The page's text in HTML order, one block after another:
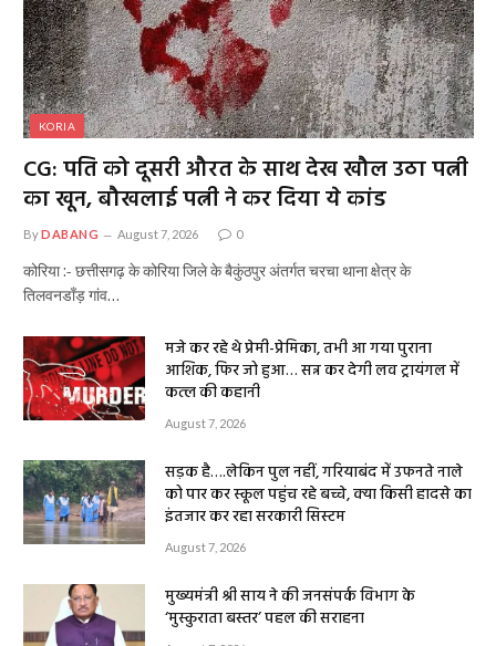
KORIA
CG: पति को दूसरी औरत के साथ देख खौल उठा पत्नी
का खून, बौखलाई पत्नी ने कर दिया ये कांड
ByDABANG August 7, 2026 0
कोरिया :- छत्तीसगढ़ के कोरिया जिले के बैकुंठपुर अंतर्गत चरचा थाना क्षेत्र के
तिलवनडाँड़ गांव…
मजे कर रहे थे प्रेमी-प्रेमिका, तभी आ गया पुराना
आशिक, फिर जो हुआ… सन्न कर देगी लव ट्रायंगल में
कत्ल की कहानी
August 7, 2026
सड़क है….लेकिन पुल नहीं, गरियाबंद में उफनते नाले
को पार कर स्कूल पहुंच रहे बच्चे, क्या किसी हादसे का
इंतजार कर रहा सरकारी सिस्टम
August 7, 2026
मुख्यमंत्री श्री साय ने की जनसंपर्क विभाग के
‘मुस्कुराता बस्तर’ पहल की सराहना